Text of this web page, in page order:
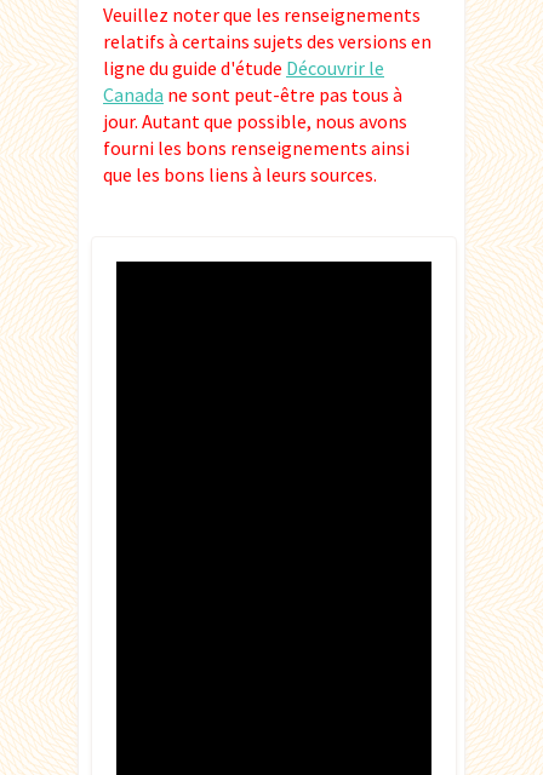
Veuillez noter que les renseignements
relatifs à certains sujets des versions en
ligne du guide d'étude Découvrir le
Canada ne sont peut-être pas tous à
jour. Autant que possible, nous avons
fourni les bons renseignements ainsi
que les bons liens à leurs sources.